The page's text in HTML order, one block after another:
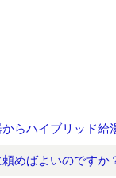
らハイブリッド
めばよいのですか